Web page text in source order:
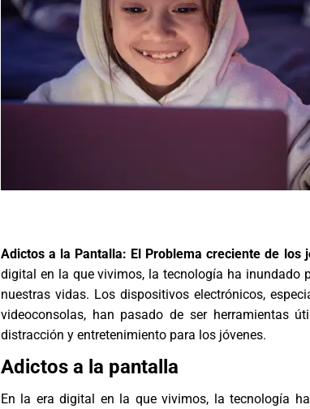
Adictos a la Pantalla: El Problema creciente de los
digital en la que vivimos, la tecnología ha inundado
nuestras vidas. Los dispositivos electrónicos,
videoconsolas, han pasado de ser herramientas
distracción y entretenimiento para los jóvenes.
Adictos a la pantalla
En la era digital en la que vivimos, la tecnología